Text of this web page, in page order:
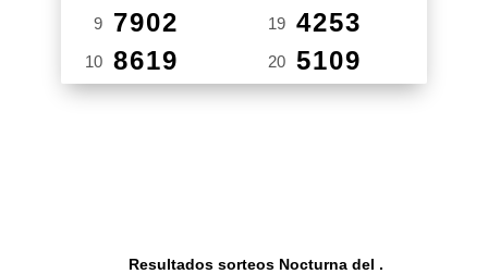
9 7902
10 8619
19 4253
20 5109
Resultados sorteos Nocturna del .